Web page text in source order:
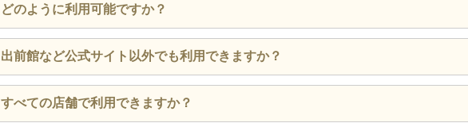
日後の深夜0時より、銀のさら ギフト券のご購入が可能になります。
お支払い方法は、クレジットカード・一部のデビットカードのみです。
※年末年始は販売・配達を中止しております。
※注文完了後の変更・キャンセルはできません。
発送手続き完了後に、銀のさらギフト券注文履歴から領収書をダウンロードいた
閉じる
どのように利用可能ですか？
公式サイト・公式アプリの場合は、支払方法で銀のさらギフト券コードをご入力
お電話からご注文の場合は、ご注文の際に、銀のさら ギフト券コードをお伝え
出前館など公式サイト以外でも利用できますか？
ご利用いただけません。
すべての店舗で利用できますか？